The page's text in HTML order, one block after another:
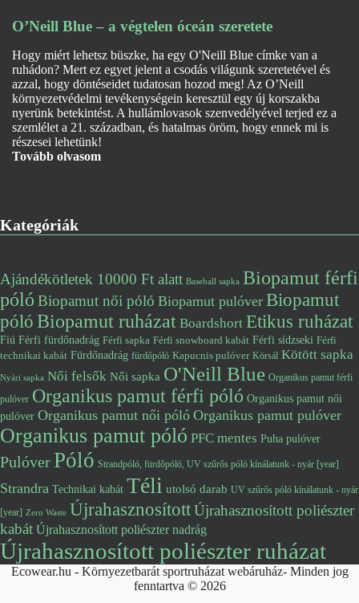
O’Neill Blue – a végtelen óceán szeretete
Hogy miért lehetsz büszke, ha egy O'Neill Blue címke van a
ruhádon? Mert ez egyet jelent a csodás világunk szeretetével és
azzal, hogy döntéseidet tudatosan hozod meg! Az O’Neill
környezetvédelmi tevékenységein keresztül egy új korszakba
nyerünk betekintést. A hullámlovasok szenvedélyével terjed ez a
szemlélet a 21. században, és hatalmas öröm, hogy ennek mi is
részesei lehetünk!
Tovább olvasom
Kategóriák
Ajándékötletek 10000 Ft alatt Baseball sapka Biopamut férfi
póló Biopamut női póló Biopamut pulóver Biopamut
pólóBiopamut ruházat Boardshort Etikus ruházat
Fiú Férfi fürdőnadrág Férfi sapka Férfi snowboard kabát Férfi sídzseki Férfi
technikai kabát Fürdőnadrág fürdőpóló Kapucnis pulóver Körsál Kötött sapka
Nyári sapka Női felsők Női sapka O'Neill Blue Organikus pamut férfi
pulóver Organikus pamut férfi póló Organikus pamut női
pulóver Organikus pamut női póló Organikus pamut pulóver
Organikus pamut póló PFC mentes Puha pulóver
PulóverPóló Strandpóló, fürdőpóló, UV szűrős póló kínálatunk - nyár [year]
Strandra Technikai kabát Téli utolsó darab UV szűrős póló kínálatunk - nyár
[year] Zero Waste ÚjrahasznosítottÚjrahasznosított poliészter
kabát Újrahasznosított poliészter nadrág
Újrahasznosított poliészter ruházat
Ecowear.hu - Környezetbarát sportruházat webáruház- Minden jog
fenntartva © 2026